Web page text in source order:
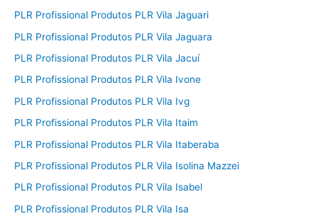
PLR Profissional Produtos PLR Vila Jaguari
PLR Profissional Produtos PLR Vila Jaguara
PLR Profissional Produtos PLR Vila Jacuí
PLR Profissional Produtos PLR Vila Ivone
PLR Profissional Produtos PLR Vila Ivg
PLR Profissional Produtos PLR Vila Itaim
PLR Profissional Produtos PLR Vila Itaberaba
PLR Profissional Produtos PLR Vila Isolina Mazzei
PLR Profissional Produtos PLR Vila Isabel
PLR Profissional Produtos PLR Vila Isa